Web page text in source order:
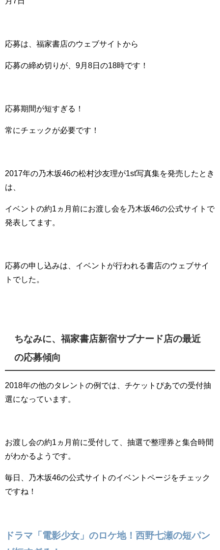
応募は、福家書店のウェブサイトから
応募の締め切りが、9月8日の18時です！
応募期間が短すぎる！
常にチェックが必要です！
2017年の乃木坂46の松村沙友理が1st写真集を発売したとき
は、
イベントの約1ヵ月前にお渡し会を乃木坂46の公式サイトで
発表してます。
応募の申し込みは、イベントが行われる書店のウェブサイ
トでした。
ちなみに、福家書店新宿サブナード店の最近
の応募傾向
2018年の他のタレントの例では、チケットぴあでの受付抽
選になっています。
お渡し会の約1ヵ月前に受付して、抽選で整理券と集合時間
がわかるようです。
毎日、乃木坂46の公式サイトのイベントページをチェック
ですね！
ドラマ「電影少女」のロケ地！西野七瀬の短パン